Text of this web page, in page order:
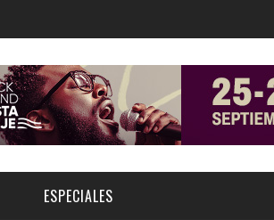
ESPECIALES